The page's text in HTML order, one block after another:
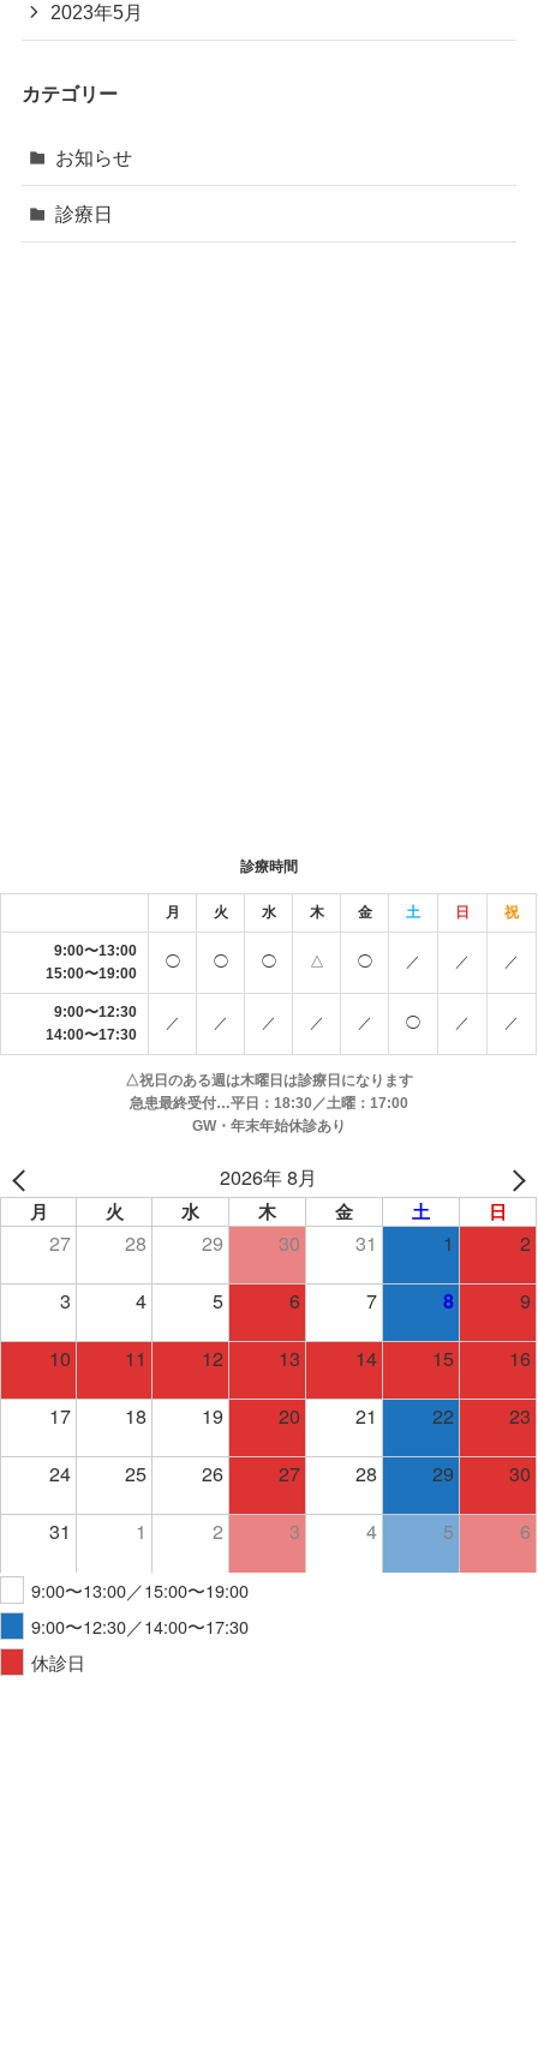
2023年5月
カテゴリー
お知らせ
診療日
診療時間
月 火 水 木 金 土 日 祝
9:00〜13:00
15:00〜19:00
◯ ◯ ◯ △ ◯ ／ ／ ／
9:00〜12:30
14:00〜17:30
／ ／ ／ ／ ／ ◯ ／ ／
△祝日のある週は木曜日は診療日になります
急患最終受付…平日：18:30／土曜：17:00
GW・年末年始休診あり
2026年 8月
月 火 水 木 金 土 日
27 28 29 30 31 1
2
3
4 5 6 7 8
9
10
11 12 13 14 15
16
17
18 19 20 21 22
23
24
25 26 27 28 29
30
31
1 2 3 4 5 6
9:00〜13:00／15:00〜19:00
9:00〜12:30／14:00〜17:30
休診日